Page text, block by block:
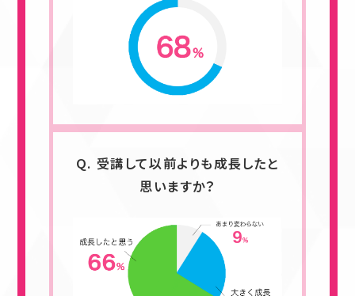
Q. 受講して以前よりも成長したと
思いますか？